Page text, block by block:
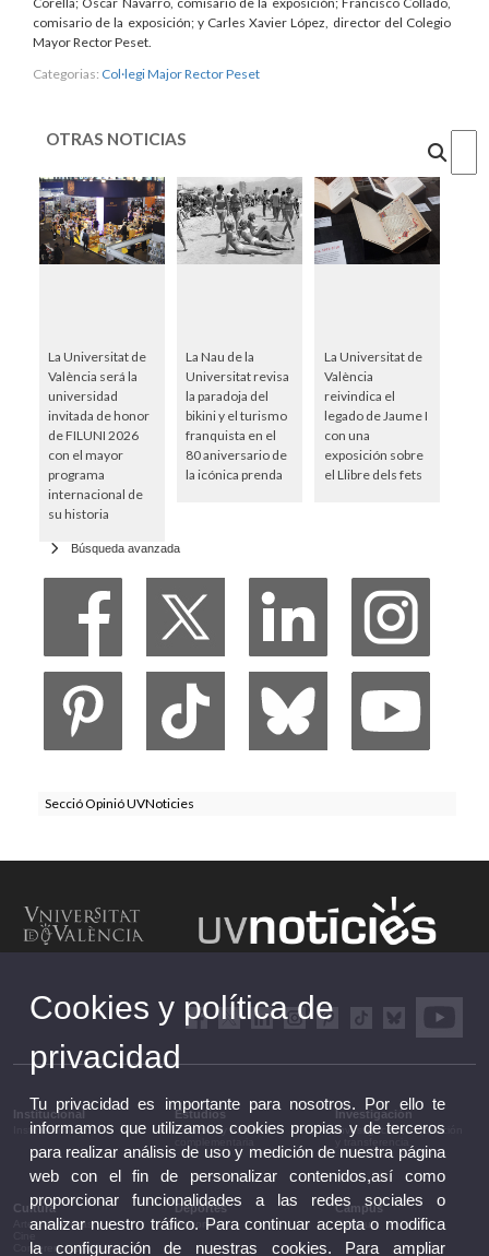
comisario de la exposición; y Carles Xavier López, director del Colegio
Mayor Rector Peset.
Categorias: Col·legi Major Rector Peset
OTRAS NOTICIAS
La Universitat de
València será la
universidad
invitada de honor
de FILUNI 2026
con el mayor
programa
internacional de
su historia
La Nau de la
Universitat revisa
la paradoja del
bikini y el turismo
franquista en el
80 aniversario de
la icónica prenda
La Universitat de
València
reivindica el
legado de Jaume I
con una
exposición sobre
el Llibre dels fets
Búsqueda avanzada
Secció Opinió UVNoticies
Institucional
Institucional
Estudios
Estudios y formación
Investigación
Investigación, innovación
Cultura
Artes escénicas
Conferencias y debates
Deportes
Deportes
Campus
Campus
Cookies y política de
privacidad
Tu privacidad es importante para nosotros. Por ello te
informamos que utilizamos cookies propias y de terceros
para realizar análisis de uso y medición de nuestra página
web con el fin de personalizar contenidos,así como
proporcionar funcionalidades a las redes sociales o
analizar nuestro tráfico. Para continuar acepta o modifica
la configuración de nuestras cookies. Para ampliar